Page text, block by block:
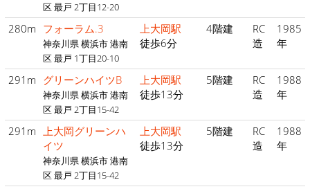
区 最戸 2丁目12-20
280m フォーラム.3
神奈川県 横浜市 港南
区 最戸 1丁目20-10
上大岡駅
徒歩6分
4階建
RC
造
1985
年
291m グリーンハイツB
神奈川県 横浜市 港南
区 最戸 2丁目15-42
上大岡駅
徒歩13分
5階建
RC
造
1988
年
291m 上大岡グリーンハ
イツ
神奈川県 横浜市 港南
区 最戸 2丁目15-42
上大岡駅
徒歩13分
5階建
RC
造
1988
年